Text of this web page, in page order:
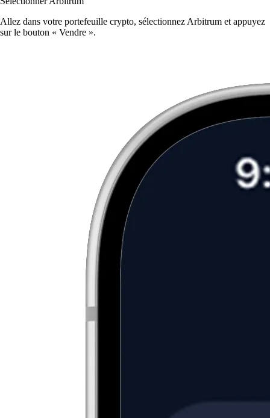
Allez dans votre portefeuille crypto, sélectionnez Arbitrum et appuyez
sur le bouton « Vendre ».